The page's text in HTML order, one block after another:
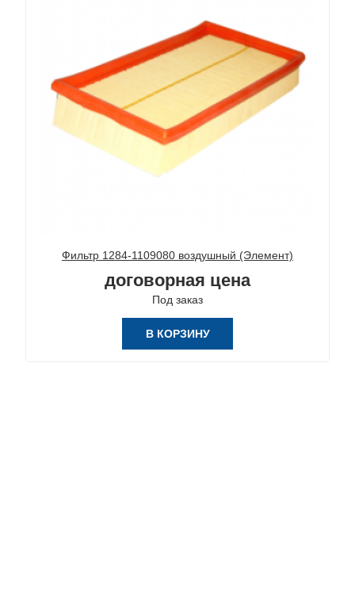
Фильтр 1284-1109080 воздушный (Элемент)
договорная цена
Под заказ
В КОРЗИНУ